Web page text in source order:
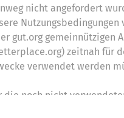
nicht angefordert
Nutzungsbedingungen
gut.org gemeinnützigen
zeitnah für
verwendet werden
die noch nicht